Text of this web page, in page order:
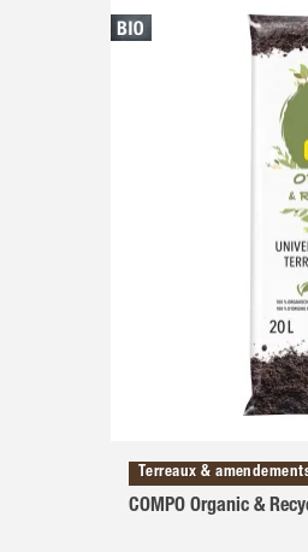
Terreaux &
COMPO Organic &